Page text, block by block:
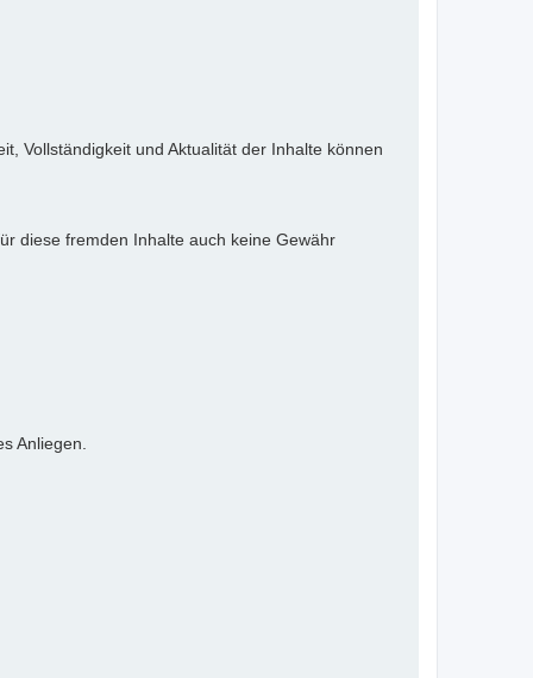
Vollständigkeit und Aktualität der Inhalte können
diese fremden Inhalte auch keine Gewähr
Anliegen.